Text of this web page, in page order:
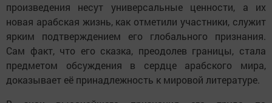
произведения несут универсальные ценности, а их
новая арабская жизнь, как отметили участники, служит
ярким подтверждением его глобального признания.
Сам факт, что его сказка, преодолев границы, стала
предметом обсуждения в сердце арабского мира,
доказывает её принадлежность к мировой литературе.